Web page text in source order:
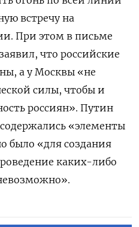
встречу на
При этом в письме
что российские
а у Москвы «не
силы, чтобы и
россиян». Путин
«элементы
было «для создания
каких-либо